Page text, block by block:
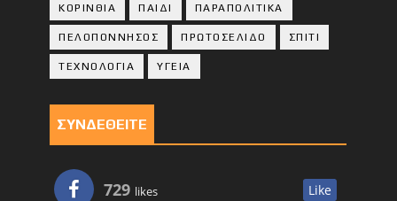
ΚΟΡΙΝΘΙA ΠΑΙΔΙ ΠΑΡΑΠΟΛΙΤΙΚΑ
ΠΕΛΟΠΟΝΝΗΣΟΣ ΠΡΩΤΟΣΕΛΙΔΟ ΣΠΙΤΙ
ΤΕΧΝΟΛΟΓΙΑ ΥΓΕΙΑ
ΣΥΝΔΕΘΕΙΤΕ
729 likes Like